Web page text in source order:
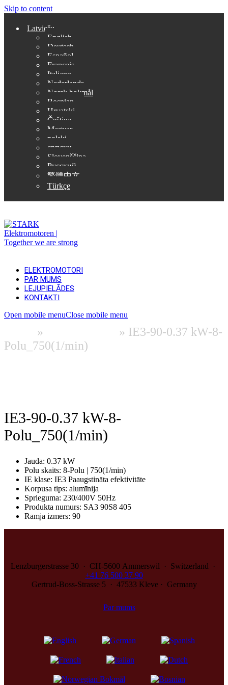
Skip to content
Latviešu
English
Deutsch
Español
Français
Italiano
Nederlands
Norsk bokmål
Bosnian
Hrvatski
Čeština
Magyar
polski
српски
Slovenščina
Русский
繁體中文
Türkçe
ELEKTROMOTORI
PAR MUMS
LEJUPIELĀDES
KONTAKTI
Open mobile menuClose mobile menu
» » IE3-90-0.37 kW-8-
Polu_750(1/min)
IE3-90-0.37 kW-8-
Polu_750(1/min)
Jauda: 0.37 kW
Polu skaits: 8-Polu | 750(1/min)
IE klase: IE3 Paaugstināta efektivitāte
Korpusa tips: alumīnija
Sprieguma: 230/400V 50Hz
Produkta numurs: SA3 90S8 405
Rāmja izmērs: 90
Lenzburgerstrasse 30 · CH‑5600 Ammerswil · Switzerland ·
+41 76 500 37 90
Gertrud-Boss-Strasse 5 · 47533 Kleve · Germany
Par mums